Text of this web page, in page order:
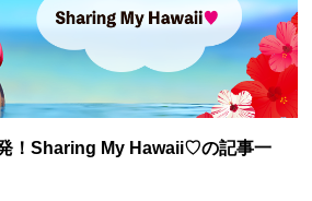
！Sharing My Hawaii♡の記事一